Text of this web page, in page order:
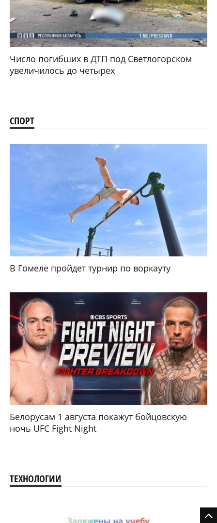
Число погибших в ДТП под Светлогорском
увеличилось до четырех
СПОРТ
В Гомеле пройдет турнир по воркауту
Белорусам 1 августа покажут бойцовскую
ночь UFC Fight Night
ТЕХНОЛОГИИ